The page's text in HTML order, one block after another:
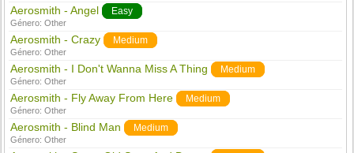
Aerosmith - Angel Easy
Género:Other
Aerosmith - Crazy Medium
Género:Other
Aerosmith - I Don't Wanna Miss A Thing Medium
Género:Other
Aerosmith - Fly Away From Here Medium
Género:Other
Aerosmith - Blind Man Medium
Género:Other